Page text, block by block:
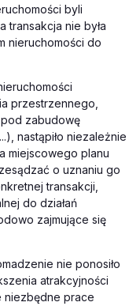
byli
transakcja nie była
nieruchomości do
przestrzennego,
zabudowę
nastąpiło niezależnie
miejscowego planu
o uznaniu go
transakcji,
do działań
zajmujące się
nie ponosiło
atrakcyjności
niezbędne prace